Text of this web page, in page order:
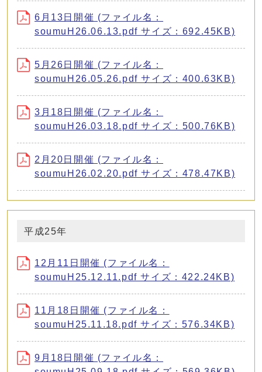
6月13日開催 (ファイル名：
soumuH26.06.13.pdf サイズ：692.45KB)
5月26日開催 (ファイル名：
soumuH26.05.26.pdf サイズ：400.63KB)
3月18日開催 (ファイル名：
soumuH26.03.18.pdf サイズ：500.76KB)
2月20日開催 (ファイル名：
soumuH26.02.20.pdf サイズ：478.47KB)
平成25年
12月11日開催 (ファイル名：
soumuH25.12.11.pdf サイズ：422.24KB)
11月18日開催 (ファイル名：
soumuH25.11.18.pdf サイズ：576.34KB)
9月18日開催 (ファイル名：